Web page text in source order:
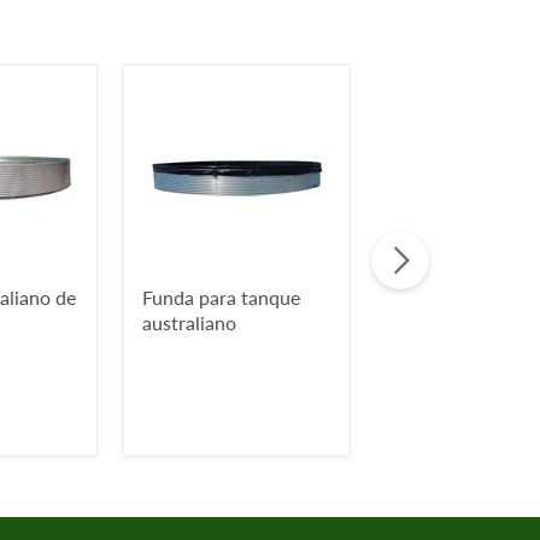
de
Funda para tanque
australiano
Techo Para